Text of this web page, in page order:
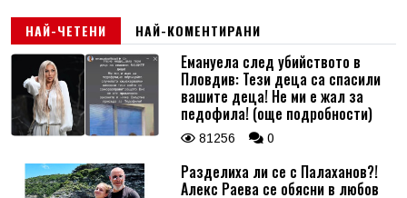
НАЙ-ЧЕТЕНИ НАЙ-КОМЕНТИРАНИ
Емануела след убийството в
Пловдив: Тези деца са спасили
вашите деца! Не ми е жал за
педофила! (още подробности)
81256 0
Разделиха ли се с Палаханов?!
Алекс Раева се обясни в любов